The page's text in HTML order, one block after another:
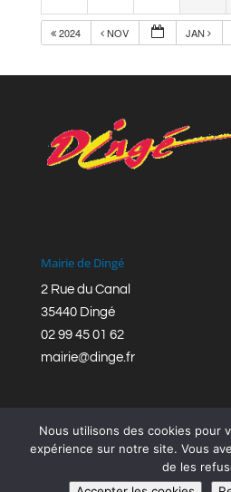
2024 NOV JAN
Mairie de Dingé
2 Rue du Canal
35440 Dingé
02 99 45 01 62
mairie@dinge.fr
Réalisation © Mairie de Dingé,
Nous utilisons des cookies pour
expérience sur notre site. Vous
de les